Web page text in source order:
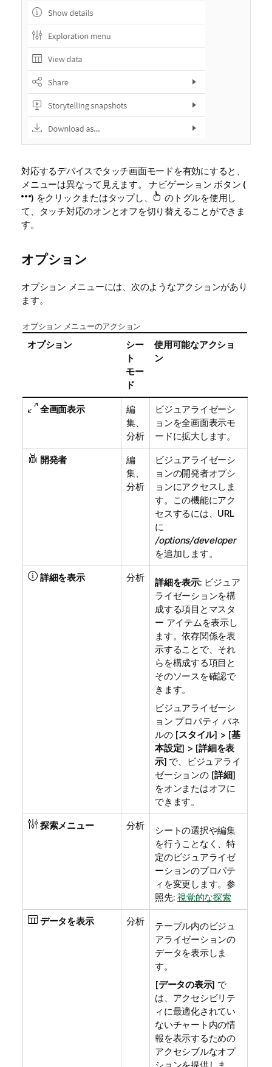
対応するデバイスでタッチ画面モードを有効にすると、
メニューは異なって見えます。 ナビゲーション ボタン (
) をクリックまたはタップし、
のトグルを使用し
て、タッチ対応のオンとオフを切り替えることができま
す。
オプション
オプション メニューには、次のようなアクションがあり
ます。
オプション メニューのアクション
オプション
シー
ト
モー
ド
使用可能なアクショ
ン
全画面表示
編
集、
分析
ビジュアライゼーシ
ョンを全画面表示モ
ードに拡大します。
開発者
編
集、
分析
ビジュアライゼーシ
ョンの開発者オプシ
ョンにアクセスしま
す。この機能にアク
セスするには、URL
に
/options/developer
を追加します。
詳細を表示 分析 詳細を表示: ビジュア
ライゼーションを構
成する項目とマスタ
ー アイテムを表示し
ます。依存関係を表
示することで、それ
らを構成する項目と
そのソースを確認で
きます。
ビジュアライゼーシ
ョン プロパティ パネ
ルの [スタイル] > [基
本設定] > [詳細を表
示] で、ビジュアライ
ゼーションの [詳細]
をオンまたはオフに
できます。
探索メニュー 分析
シートの選択や編集
を行うことなく、特
定のビジュアライゼ
ーションのプロパテ
ィを変更します。 参
照先: 視覚的な探索
データを表示 分析
テーブル内のビジュ
アライゼーションの
データを表示しま
す。
[データの表示] で
は、アクセシビリテ
ィに最適化されてい
ないチャート内の情
報を表示するための
アクセシブルなオプ